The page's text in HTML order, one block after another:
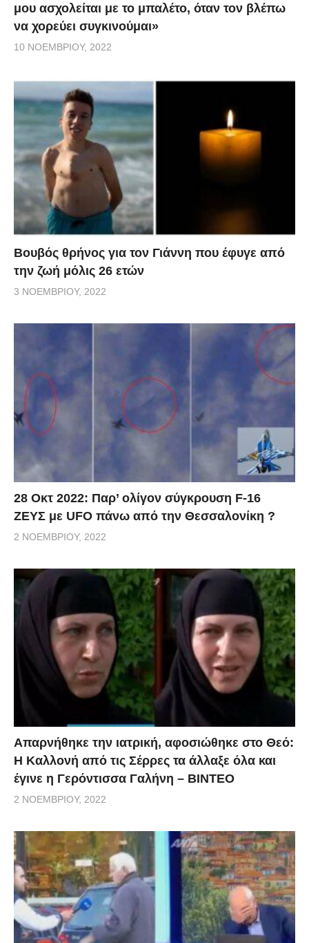
μου ασχολείται με το μπαλέτο, όταν τον βλέπω
να χορεύει συγκινούμαι»
10 ΝΟΕΜΒΡΊΟΥ, 2022
Βουβός θρήνος για τον Γιάννη που έφυγε από
την ζωή μόλις 26 ετών
3 ΝΟΕΜΒΡΊΟΥ, 2022
28 Οκτ 2022: Παρ’ ολίγον σύγκρουση F-16
ΖΕΥΣ με UFO πάνω από την Θεσσαλονίκη ?
2 ΝΟΕΜΒΡΊΟΥ, 2022
Απαρνήθηκε την ιατρική, αφοσιώθηκε στο Θεό:
Η Καλλονή από τις Σέρρες τα άλλαξε όλα και
έγινε η Γερόντισσα Γαλήνη – ΒΙΝΤΕΟ
2 ΝΟΕΜΒΡΊΟΥ, 2022